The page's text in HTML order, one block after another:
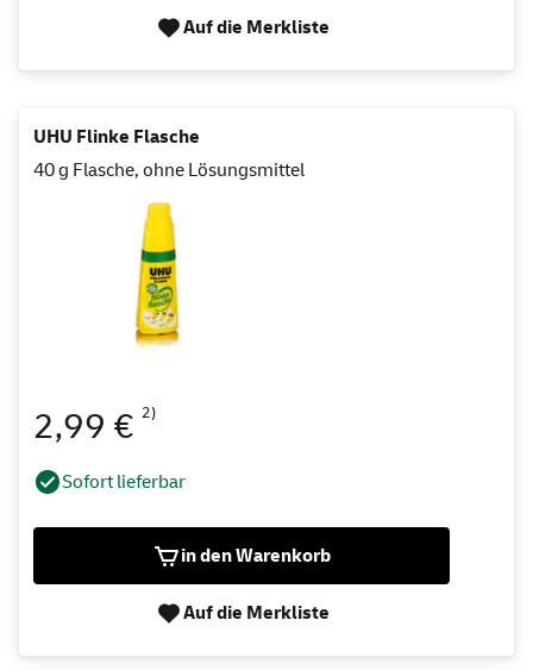
Auf die Merkliste
UHU Flinke Flasche
40 g Flasche, ohne Lösungsmittel
2,99 € 2)
Sofort lieferbar
in den Warenkorb
Auf die Merkliste